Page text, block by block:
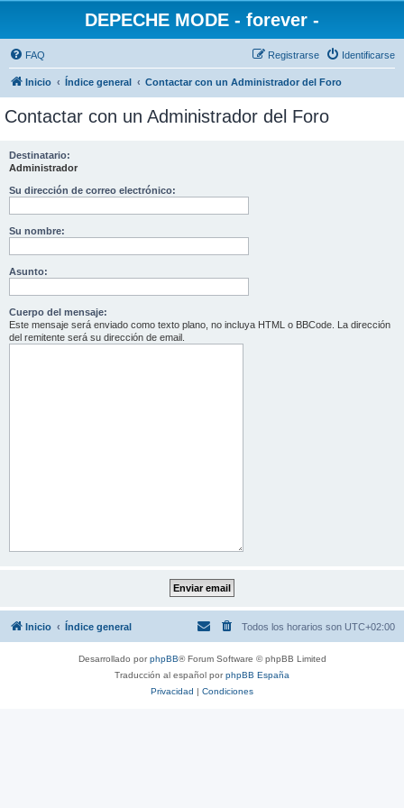
DEPECHE MODE - forever -
FAQ Identificarse
Registrarse
Inicio Índice general Contactar con un Administrador del Foro
Contactar con un Administrador del Foro
Destinatario:
Administrador
Su dirección de correo electrónico:
Su nombre:
Asunto:
Cuerpo del mensaje:
Este mensaje será enviado como texto plano, no incluya HTML o BBCode. La dirección
del remitente será su dirección de email.
Inicio Índice general Todos los horarios son UTC+02:00
Desarrollado porphpBB® Forum Software © phpBB Limited
Traducción al español porphpBB España
Privacidad | Condiciones